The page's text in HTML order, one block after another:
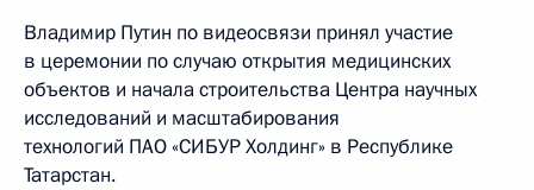
Владимир Путин по видеосвязи принял участие
в церемонии по случаю открытия медицинских
объектов и начала строительства Центра научных
исследований и масштабирования
технологий ПАО «СИБУР Холдинг» в Республике
Татарстан.